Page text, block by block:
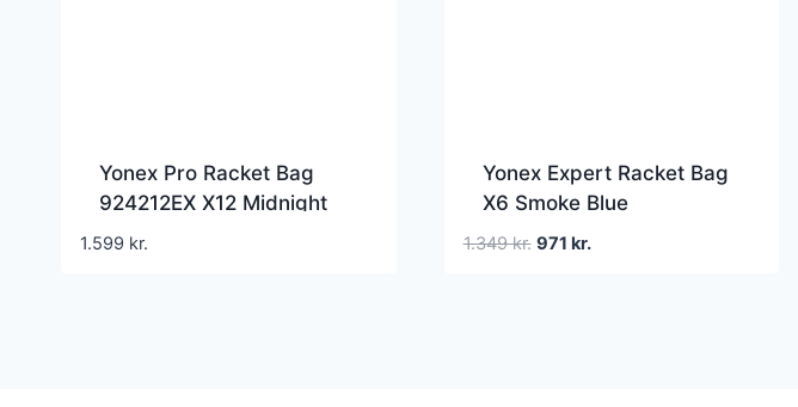
Yonex Pro Racket Bag
924212EX X12 Midnight
Navy
1.599 kr.
Yonex Expert Racket Bag
X6 Smoke Blue
1.349kr. Den
971 kr.Den